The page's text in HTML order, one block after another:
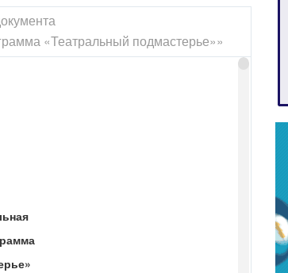
«Театральный подмастерье»»